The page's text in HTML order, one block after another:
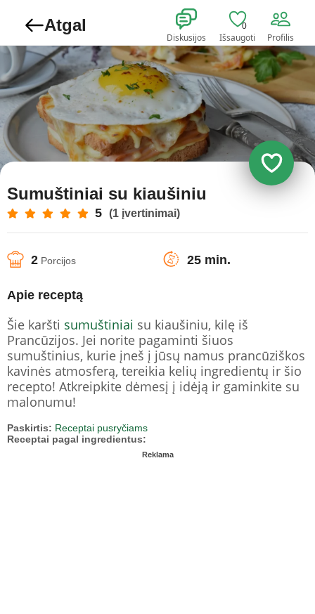
Atgal
Diskusijos
0
Išsaugoti Profilis
Sumuštiniai su kiaušiniu
5 (1 įvertinimai)
2 Porcijos 25 min.
Apie receptą
Šie karšti sumuštiniai su kiaušiniu, kilę iš
Prancūzijos. Jei norite pagaminti šiuos
sumuštinius, kurie įneš į jūsų namus prancūziškos
kavinės atmosferą, tereikia kelių ingredientų ir šio
recepto! Atkreipkite dėmesį į idėją ir gaminkite su
malonumu!
Paskirtis: Receptai pusryčiams
Receptai pagal ingredientus:
Reklama